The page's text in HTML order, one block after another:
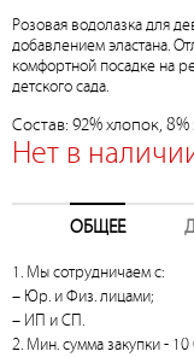
Розовая водолазка для
добавлением эластана.
комфортной посадке на
детского сада.
Состав: 92% хлопок, 8%
Нет в
ОБЩЕЕ
1. Мы сотрудничаем с:
– Юр. и Физ. лицами;
– ИП и СП.
2. Мин. сумма закупки - 10